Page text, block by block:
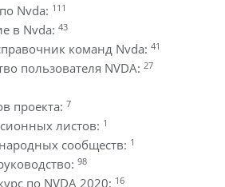
Nvda: 111
в Nvda: 43
команд Nvda: 41
пользователя NVDA: 27
проекта: 7
листов: 1
сообществ: 1
98
по NVDA 2020: 16